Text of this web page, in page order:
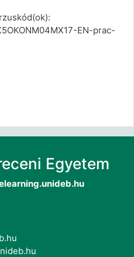
EN-prac-
Egyetem